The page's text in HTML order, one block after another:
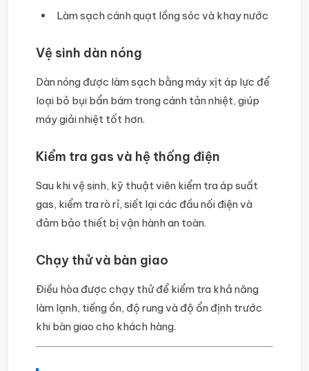
Làm sạch cánh quạt lồng sóc và khay nước
Vệ sinh dàn nóng
Dàn nóng được làm sạch bằng máy xịt áp lực để
loại bỏ bụi bẩn bám trong cánh tản nhiệt, giúp
máy giải nhiệt tốt hơn.
Kiểm tra gas và hệ thống điện
Sau khi vệ sinh, kỹ thuật viên kiểm tra áp suất
gas, kiểm tra rò rỉ, siết lại các đầu nối điện và
đảm bảo thiết bị vận hành an toàn.
Chạy thử và bàn giao
Điều hòa được chạy thử để kiểm tra khả năng
làm lạnh, tiếng ồn, độ rung và độ ổn định trước
khi bàn giao cho khách hàng.